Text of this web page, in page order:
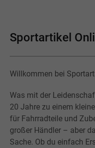
Sportartikel
Willkommen bei
Was mit der
20 Jahre zu einem
für Fahrradteile und
großer Händler – aber
Sache. Ob du einfach